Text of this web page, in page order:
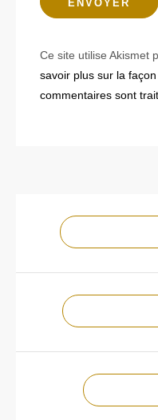
Ce site utilise Akismet
savoir plus sur la
commentaires sont